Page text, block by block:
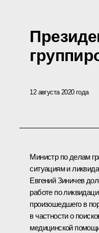
12 августа 2020 года
Министр по делам
ситуациям и
Евгений Зиничев
работе по
произошедшего в
в частности о
медицинской